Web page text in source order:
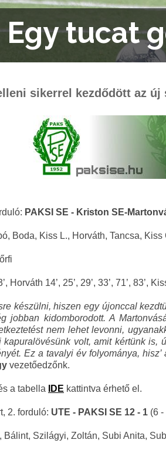
Egy tucat
sikerrel kezdődött az új
PAKSI SE - Kriston SE-
Boda, Kiss L., Horváth, Tancsa,
Horváth 14’, 25’, 29’, 33’, 71’, 83’,
készülni, hiszen egy újonccal
jobban kidomborodott. A
nem lehet levonni,
volt, amit kértünk
Ez a tavalyi év folyománya,
vezetőedzőnk.
a tabella IDE kattintva érhető el.
2. forduló: UTE - PAKSI SE 12 - 1 (6 -
Bálint, Szilágyi, Zoltán, Subi Anita,